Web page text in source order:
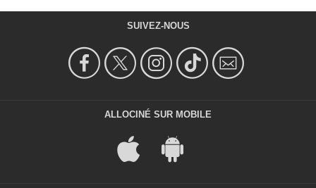
SUIVEZ-NOUS
ALLOCINÉ SUR MOBILE